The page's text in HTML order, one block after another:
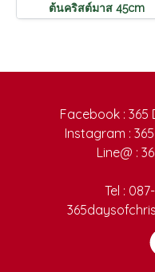
ต้นคริสต์มาส 45cm
Facebook :
Instagram :
Line@ :
Tel :